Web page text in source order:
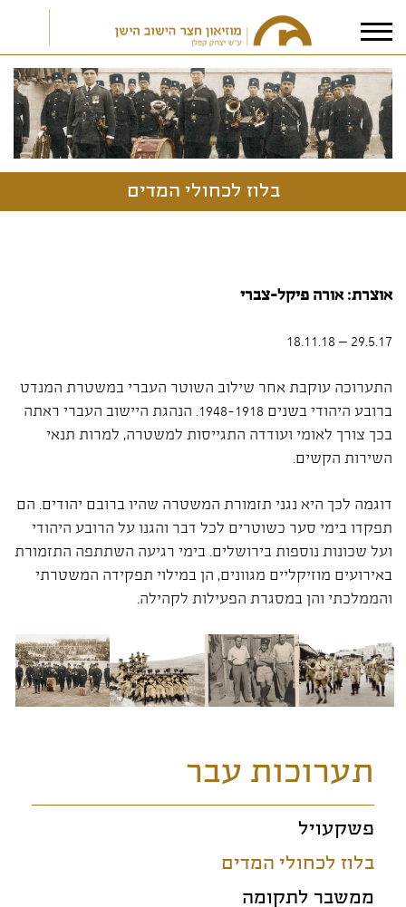
אני מאשר/ת אתתנאי הפרטיות
בלוז לכחולי המדים
אוצרת: אורה פיקל-צברי
29.5.17 – 18.11.18
התערוכה עוקבת אחר שילוב השוטר העברי במשטרת המנדט
ברובע היהודי בשנים 1948-1918. הנהגת היישוב העברי ראתה
בכך צורך לאומי ועודדה התגייסות למשטרה, למרות תנאי
השירות הקשים.
דוגמה לכך היא נגני תזמורת המשטרה שהיו ברובם יהודים. הם
תפקדו בימי סער כשוטרים לכל דבר והגנו על הרובע היהודי
ועל שכונות נוספות בירושלים. בימי רגיעה השתתפה התזמורת
באירועים מוזיקליים מגוונים, הן במילוי תפקידה המשטרתי
והממלכתי והן במסגרת הפעילות לקהילה.
תערוכות עבר
פשקעויל
בלוז לכחולי המדים
ממשבר לתקומה